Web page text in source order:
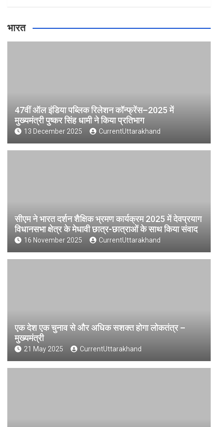
भारत
47वीं ऑल इंडिया पब्लिक रिलेशन कॉन्फ्रेंस–2025 में
मुख्यमंत्री पुष्कर सिंह धामी ने किया प्रतिभाग
13 December 2025 CurrentUttarakhand
सीएम ने भारत दर्शन शैक्षिक भ्रमण कार्यक्रम 2025 में देवप्रयाग
विधानसभा क्षेत्र के मेधावी छात्र-छात्राओं के साथ किया संवाद
16 November 2025 CurrentUttarakhand
एक देश एक चुनाव से और अधिक सशक्त होगा लोकतंत्र –
मुख्यमंत्री
21 May 2025 CurrentUttarakhand